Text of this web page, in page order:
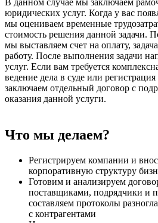
юридических услуг. Когда у вас
мы оцениваем временные
стоимость решения данной задачи.
мы выставляем счет на оплату,
работу. После выполнения задачи
услуг. Если вам требуется
ведение дела в суде или
заключаем отдельный договор с
оказания данной услуги.
Что мы делаем?
Регистрируем компании и
корпоративную структуру
Готовим и анализируем
поставщиками, подрядчики и
составляем протоколы
с контрагентами